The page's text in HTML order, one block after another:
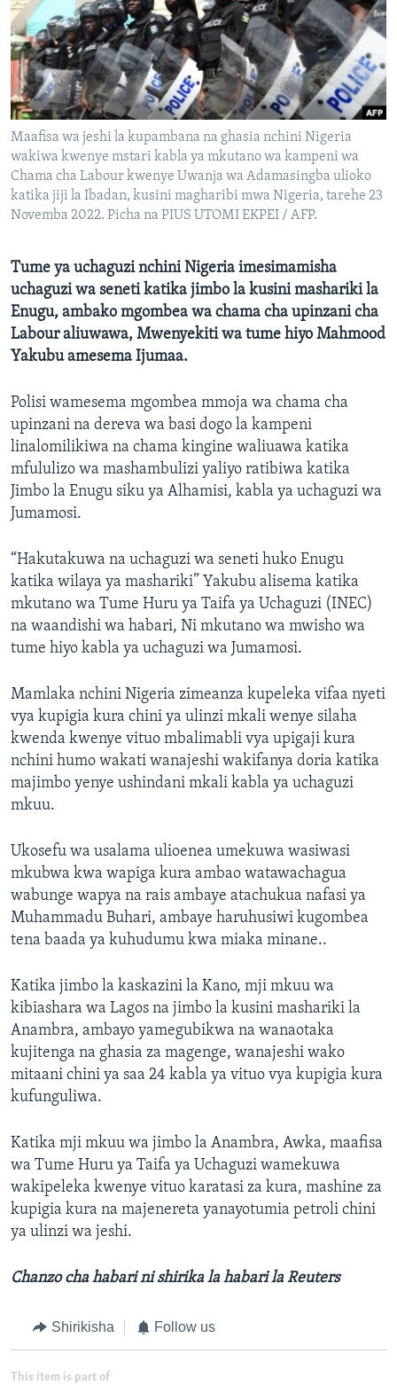
Maafisa wa jeshi la kupambana na ghasia nchini Nigeria
wakiwa kwenye mstari kabla ya mkutano wa kampeni wa
Chama cha Labour kwenye Uwanja wa Adamasingba ulioko
katika jiji la Ibadan, kusini magharibi mwa Nigeria, tarehe 23
Novemba 2022. Picha na PIUS UTOMI EKPEI / AFP.
Tume ya uchaguzi nchini Nigeria imesimamisha
uchaguzi wa seneti katika jimbo la kusini mashariki la
Enugu, ambako mgombea wa chama cha upinzani cha
Labour aliuwawa, Mwenyekiti wa tume hiyo Mahmood
Yakubu amesema Ijumaa.
Polisi wamesema mgombea mmoja wa chama cha
upinzani na dereva wa basi dogo la kampeni
linalomilikiwa na chama kingine waliuawa katika
mfululizo wa mashambulizi yaliyo ratibiwa katika
Jimbo la Enugu siku ya Alhamisi, kabla ya uchaguzi wa
Jumamosi.
“Hakutakuwa na uchaguzi wa seneti huko Enugu
katika wilaya ya mashariki” Yakubu alisema katika
mkutano wa Tume Huru ya Taifa ya Uchaguzi (INEC)
na waandishi wa habari, Ni mkutano wa mwisho wa
tume hiyo kabla ya uchaguzi wa Jumamosi.
Mamlaka nchini Nigeria zimeanza kupeleka vifaa nyeti
vya kupigia kura chini ya ulinzi mkali wenye silaha
kwenda kwenye vituo mbalimabli vya upigaji kura
nchini humo wakati wanajeshi wakifanya doria katika
majimbo yenye ushindani mkali kabla ya uchaguzi
mkuu.
Ukosefu wa usalama ulioenea umekuwa wasiwasi
mkubwa kwa wapiga kura ambao watawachagua
wabunge wapya na rais ambaye atachukua nafasi ya
Muhammadu Buhari, ambaye haruhusiwi kugombea
tena baada ya kuhudumu kwa miaka minane..
Katika jimbo la kaskazini la Kano, mji mkuu wa
kibiashara wa Lagos na jimbo la kusini mashariki la
Anambra, ambayo yamegubikwa na wanaotaka
kujitenga na ghasia za magenge, wanajeshi wako
mitaani chini ya saa 24 kabla ya vituo vya kupigia kura
kufunguliwa.
Katika mji mkuu wa jimbo la Anambra, Awka, maafisa
wa Tume Huru ya Taifa ya Uchaguzi wamekuwa
wakipeleka kwenye vituo karatasi za kura, mashine za
kupigia kura na majenereta yanayotumia petroli chini
ya ulinzi wa jeshi.
Chanzo cha habari ni shirika la habari la Reuters
Shirikisha Follow us
This item is part of